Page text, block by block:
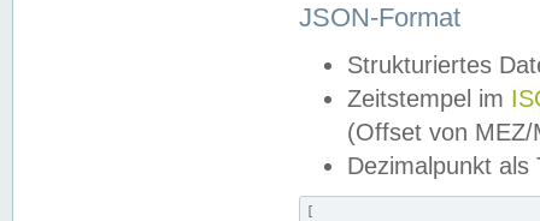
JSON-Format
Strukturiertes
Zeitstempel im
(Offset von MEZ/
Dezimalpunkt als
[